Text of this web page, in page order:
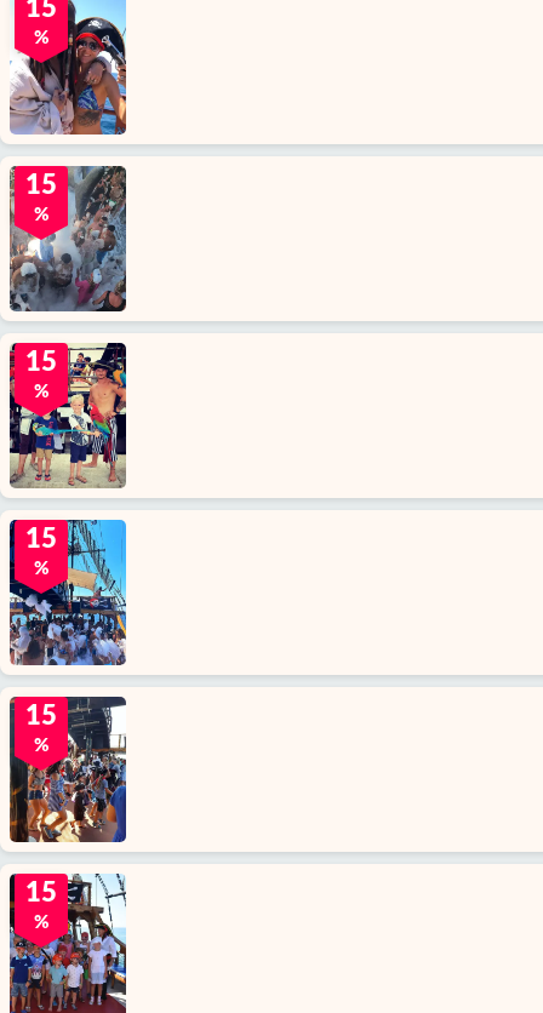
15
%
15
%
15
%
15
%
15
%
15
%